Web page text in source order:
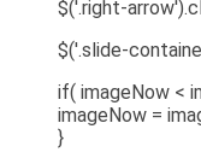
$('.right-
$('.slide-
if( imageNow <
imageNow =
}